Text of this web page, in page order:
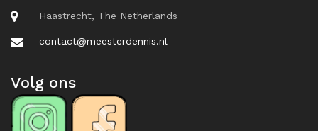
Haastrecht, The Netherlands
contact@meesterdennis.nl
Volg ons